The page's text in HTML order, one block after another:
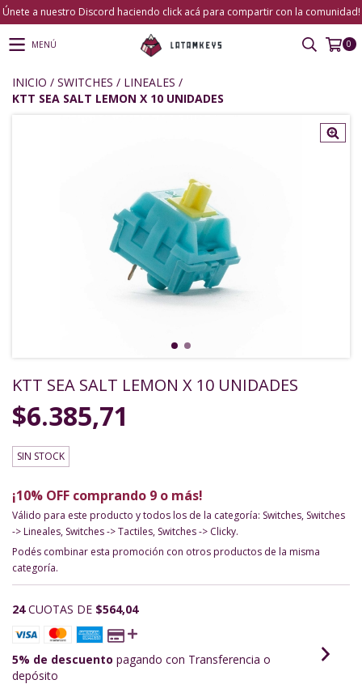
Únete a nuestro Discord haciendo click acá para compartir con la comunidad!
MENÚ 0
INICIO / SWITCHES / LINEALES /
KTT SEA SALT LEMON X 10 UNIDADES
KTT SEA SALT LEMON X 10 UNIDADES
$6.385,71
SIN STOCK
¡10% OFF comprando 9 o más!
Válido para este producto y todos los de la categoría: Switches, Switches
-> Lineales, Switches -> Tactiles, Switches -> Clicky.
Podés combinar esta promoción con otros productos de la misma
categoría.
24 CUOTAS DE $564,04
5% de descuento pagando con Transferencia o
depósito